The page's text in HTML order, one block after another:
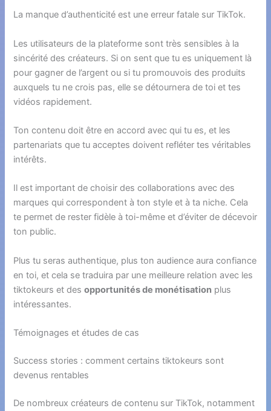
La manque d’authenticité est une erreur fatale sur TikTok.
Les utilisateurs de la plateforme sont très sensibles à la
sincérité des créateurs. Si on sent que tu es uniquement là
pour gagner de l’argent ou si tu promouvois des produits
auxquels tu ne crois pas, elle se détournera de toi et tes
vidéos rapidement.
Ton contenu doit être en accord avec qui tu es, et les
partenariats que tu acceptes doivent refléter tes véritables
intérêts.
Il est important de choisir des collaborations avec des
marques qui correspondent à ton style et à ta niche. Cela
te permet de rester fidèle à toi-même et d’éviter de décevoir
ton public.
Plus tu seras authentique, plus ton audience aura confiance
en toi, et cela se traduira par une meilleure relation avec les
tiktokeurs et desopportunités de monétisation plus
intéressantes.
Témoignages et études de cas
Success stories : comment certains tiktokeurs sont
devenus rentables
De nombreux créateurs de contenu sur TikTok, notamment